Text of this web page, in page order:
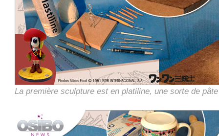
La première sculpture est en platiline, une sorte de